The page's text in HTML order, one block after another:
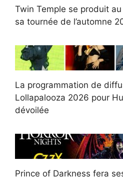
Twin Temple se produit
sa tournée de l’automne
La programmation de
Lollapalooza 2026 pour
dévoilée
Prince of Darkness fera